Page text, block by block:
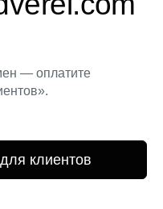
— оплатите
клиентов